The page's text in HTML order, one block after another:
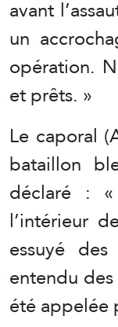
avant
un
opération.
et prêts. »
Le caporal
bataillon
déclaré :
l’intérieur
essuyé
entendu
été appelée